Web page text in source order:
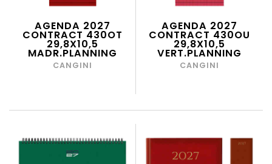
AGENDA 2027
CONTRACT 430OT
29,8X10,5
MADR.PLANNING
CANGINI
AGENDA 2027
CONTRACT 430OU
29,8X10,5
VERT.PLANNING
CANGINI